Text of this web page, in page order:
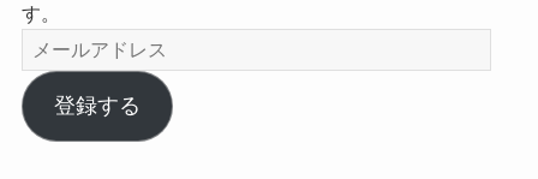
す。
メ
ー
ル
ア
登録する